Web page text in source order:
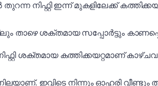
നിഫ്റ്റി ഇന്ന് മുകളിലേക്ക്
താഴെ ശക്തമായ സപ്പോർട്ടും
ശക്തമായ കത്തിക്കയറ്റമാണ്
ഇവിടെ നിന്നും ഓഹരി വീണ്ടും